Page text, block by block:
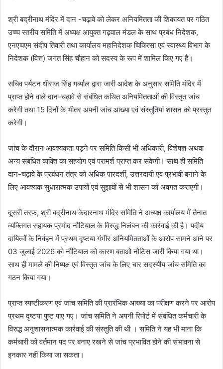
श्री बद्रीनाथ मंदिर में दान -चढ़ावे को लेकर अनियमितता की शिकायत पर गठित
उच्च स्तरीय समिति में अध्यक्ष आयुक्त गढ़वाल मंडल के साथ प्रबंध निदेशक,
एनएचएम संदीप तिवारी तथा कार्यालय महानिदेशक चिकित्सा एवं स्वास्थ्य विभाग के
निदेशक (वित्त) जगत सिंह चौहान को सदस्य के रूप में शामिल किए गए हैं।
सचिव पर्यटन धीराज सिंह गर्ब्याल द्वारा जारी आदेश के अनुसार समिति मंदिर में
प्राप्त होने वाले दान-चढ़ावे से संबंधित कथित अनियमितताओं की विस्तृत जांच
करेगी तथा 15 दिनों के भीतर अपनी जांच आख्या एवं संस्तुतियां शासन को प्रस्तुत
करेगी।
जांच के दौरान आवश्यकता पड़ने पर समिति किसी भी अधिकारी, विशेषज्ञ अथवा
अन्य संबंधित व्यक्ति का सहयोग एवं परामर्श प्राप्त कर सकेगी। साथ ही समिति
दान-चढ़ावे के प्रबंधन तंत्र को अधिक पारदर्शी, उत्तरदायी एवं प्रभावी बनाने के
लिए आवश्यक सुधारात्मक उपायों एवं सुझावों से भी शासन को अवगत कराएगी।
दूसरी तरफ, श्री बद्रीनाथ केदारनाथ मंदिर समिति ने अध्यक्ष कार्यालय में तैनात
व्यक्तिगत सहायक प्रमोद नौटियाल के विरुद्ध निलंबन की कार्रवाई की है। पदीय
दायित्वों के निर्वहन में प्रथम दृष्टया गंभीर अनियमितताओं के आरोप सामने आने पर
03 जुलाई 2026 को नौटियाल को कारण बताओ नोटिस जारी किया गया था।
साथ ही मामले की निष्पक्ष एवं विस्तृत जांच के लिए चार सदस्यीय जांच समिति का
गठन किया गया।
प्राप्त स्पष्टीकरण एवं जांच समिति की प्रारंभिक आख्या का परीक्षण करने पर आरोप
प्रथम दृष्टया पुष्ट पाए गए। जांच समिति ने अपनी रिपोर्ट में संबंधित कर्मचारी के
विरुद्ध अनुशासनात्मक कार्रवाई की संस्तुति की थी । समिति ने यह भी माना कि
कर्मचारी को वर्तमान पद पर बनाए रखने से जांच प्रभावित होने की संभावना से
इनकार नहीं किया जा सकता।